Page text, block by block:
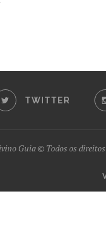
TWITTER
Guia © Todos os direitos